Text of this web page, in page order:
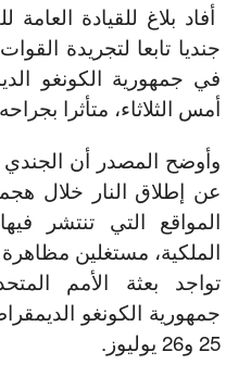
أفاد بلاغ للقيادة
جنديا تابعا لتجريدة
في جمهورية الكونغو
أمس الثلاثاء، متأثرا
وأوضح المصدر أن الجندي
عن إطلاق النار خلال
المواقع التي تنتشر
الملكية، مستغلين
تواجد بعثة الأمم
جمهورية الكونغو
25 و26 يوليوز.